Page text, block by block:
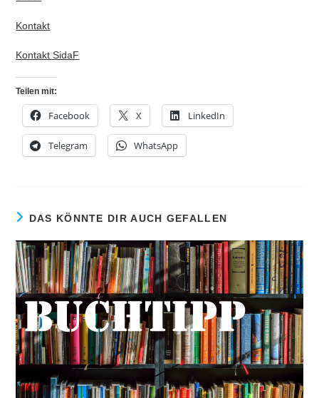
Kontakt
Kontakt SidaF
Teilen mit:
Facebook X LinkedIn
Telegram WhatsApp
DAS KÖNNTE DIR AUCH GEFALLEN